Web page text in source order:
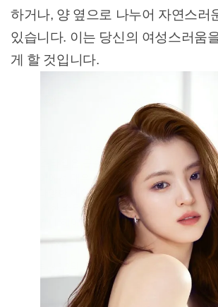
하거나, 양 옆으로 나누어 자연스러
있습니다. 이는 당신의 여성스러움
게 할 것입니다.